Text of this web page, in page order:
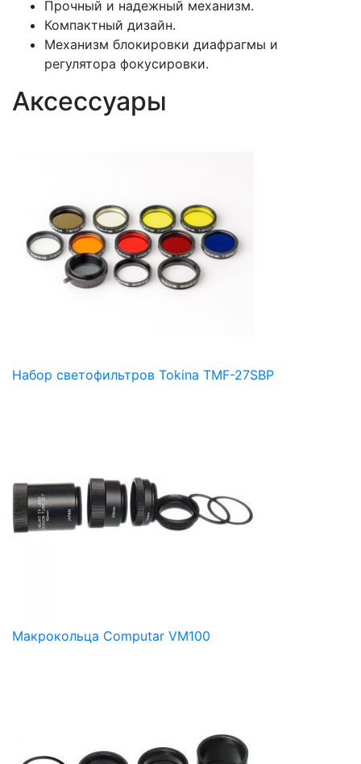
Прочный и надежный механизм.
Компактный дизайн.
Механизм блокировки диафрагмы и
регулятора фокусировки.
Аксессуары
Набор светофильтров Tokina TMF-27SBP
Макрокольца Computar VM100